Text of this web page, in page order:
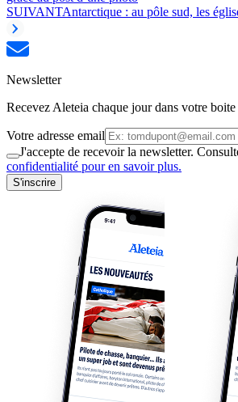
SUIVANTAntarctique : au pôle sud, les
Newsletter
Recevez Aleteia chaque jour dans votre
Votre adresse email
J'accepte de recevoir la newsletter.
confidentialité pour en savoir plus.
S'inscrire